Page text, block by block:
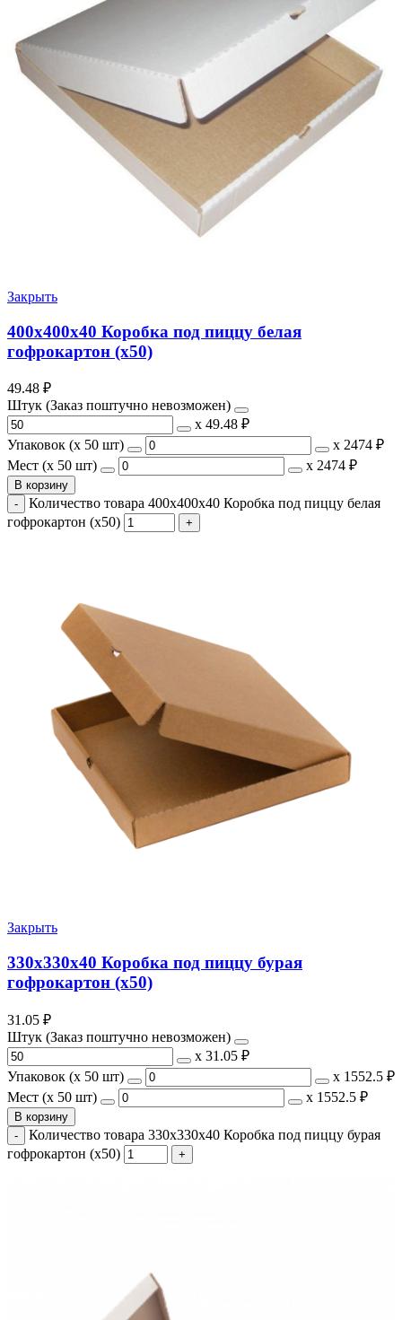
Закрыть
400х400х40 Коробка под пиццу белая
гофрокартон (х50)
49.48 ₽
Штук (Заказ поштучно невозможен)
х 49.48 ₽
Упаковок (x 50 шт)
х 2474 ₽
Мест (x 50 шт)
х 2474 ₽
В корзину
Количество товара 400х400х40 Коробка под пиццу белая
гофрокартон (х50)
Закрыть
330х330х40 Коробка под пиццу бурая
гофрокартон (х50)
31.05 ₽
Штук (Заказ поштучно невозможен)
х 31.05 ₽
Упаковок (x 50 шт)
х 1552.5 ₽
Мест (x 50 шт)
х 1552.5 ₽
В корзину
Количество товара 330х330х40 Коробка под пиццу бурая
гофрокартон (х50)